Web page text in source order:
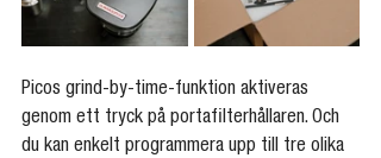
Picos grind-by-time-funktion aktiveras
genom ett tryck på portafilterhållaren. Och
du kan enkelt programmera upp till tre olika